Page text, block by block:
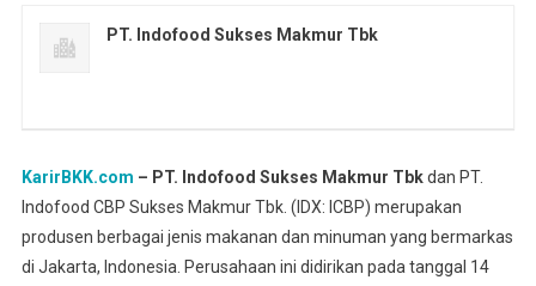
PT. Indofood Sukses Makmur Tbk
KarirBKK.com – PT. Indofood Sukses Makmur Tbkdan PT.
Indofood CBP Sukses Makmur Tbk. (IDX: ICBP) merupakan
produsen berbagai jenis makanan dan minuman yang bermarkas
di Jakarta, Indonesia. Perusahaan ini didirikan pada tanggal 14